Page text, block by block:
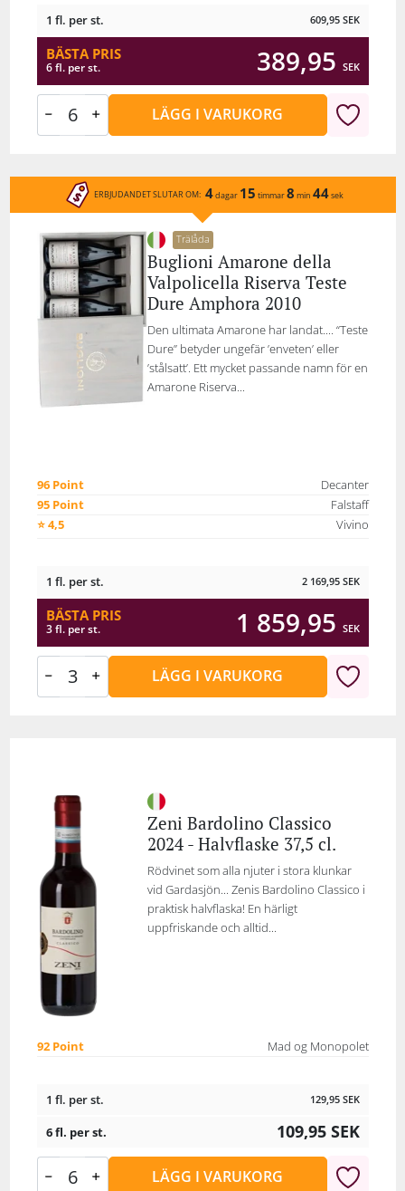
1 fl. per st. 609,95 SEK
BÄSTA PRIS
6 fl. per st. 389,95 SEK
LÄGG I VARUKORG
ERBJUDANDET SLUTAR OM: 4dagar 15 timmar8 min 44sek
Trälåda
Buglioni Amarone della
Valpolicella Riserva Teste
Dure Amphora 2010
Den ultimata Amarone har landat.... “Teste
Dure” betyder ungefär ’enveten’ eller
’stålsatt’. Ett mycket passande namn för en
Amarone Riserva...
96 Point
Decanter
95 Point
Falstaff
⭐ 4,5
Vivino
1 fl. per st. 2 169,95 SEK
BÄSTA PRIS
3 fl. per st. 1 859,95 SEK
LÄGG I VARUKORG
Zeni Bardolino Classico
2024 - Halvflaske 37,5 cl.
Rödvinet som alla njuter i stora klunkar
vid Gardasjön... Zenis Bardolino Classico i
praktisk halvflaska! En härligt
uppfriskande och alltid...
92 Point Mad og Monopolet
1 fl. per st. 129,95 SEK
6 fl. per st. 109,95 SEK
LÄGG I VARUKORG